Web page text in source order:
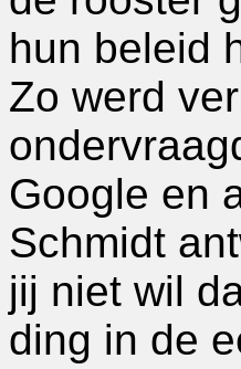
hun beleid
Zo werd
Google en
Schmidt
jij niet wil
ding in de